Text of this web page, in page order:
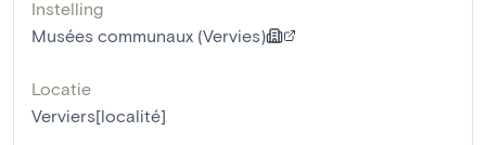
Instelling
Musées communaux (Vervies)
Locatie
Verviers[localité]